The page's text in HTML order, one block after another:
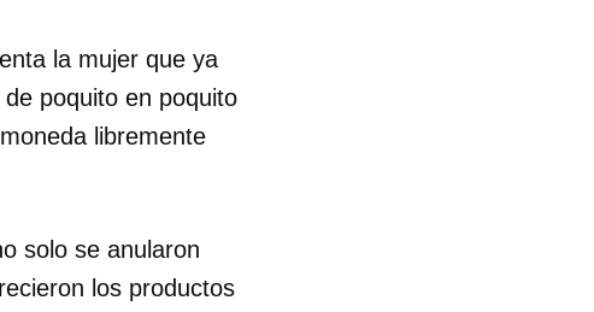
la mujer que ya
poquito en poquito
libremente
solo se anularon
los productos